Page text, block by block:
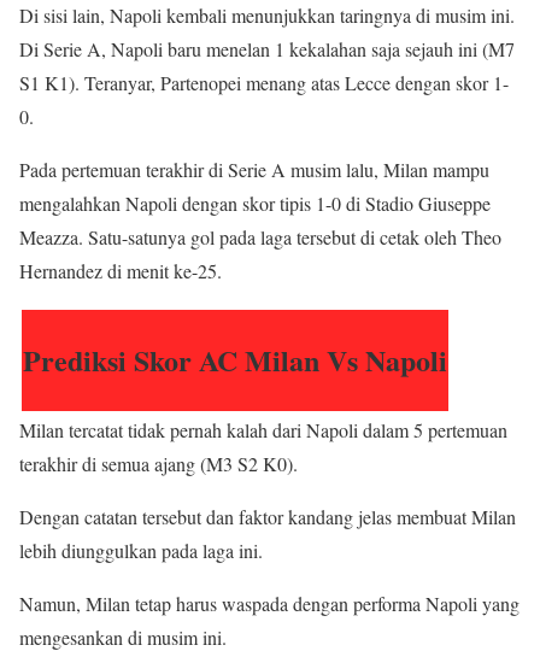
Di sisi lain, Napoli kembali menunjukkan taringnya di musim ini.
Di Serie A, Napoli baru menelan 1 kekalahan saja sejauh ini (M7
S1 K1). Teranyar, Partenopei menang atas Lecce dengan skor 1-
0.
Pada pertemuan terakhir di Serie A musim lalu, Milan mampu
mengalahkan Napoli dengan skor tipis 1-0 di Stadio Giuseppe
Meazza. Satu-satunya gol pada laga tersebut di cetak oleh Theo
Hernandez di menit ke-25.
Prediksi Skor AC Milan Vs Napoli
Milan tercatat tidak pernah kalah dari Napoli dalam 5 pertemuan
terakhir di semua ajang (M3 S2 K0).
Dengan catatan tersebut dan faktor kandang jelas membuat Milan
lebih diunggulkan pada laga ini.
Namun, Milan tetap harus waspada dengan performa Napoli yang
mengesankan di musim ini.